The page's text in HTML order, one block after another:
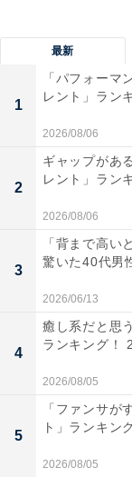
覚・おやつ感覚
パクトも抜群で
「お煎餅なら職
県）といった声
1位：羽二重餅
最新
1
「パフォーマ
レント」ラン
2026/08/06
2
ギャップがあ
レント」ラン
2026/08/06
3
「背まで高い
驚いた40代男
2026/06/13
4
癒し系だと思
ランキング！
2026/08/05
5
「ファンサが
ト」ランキン
2026/08/05